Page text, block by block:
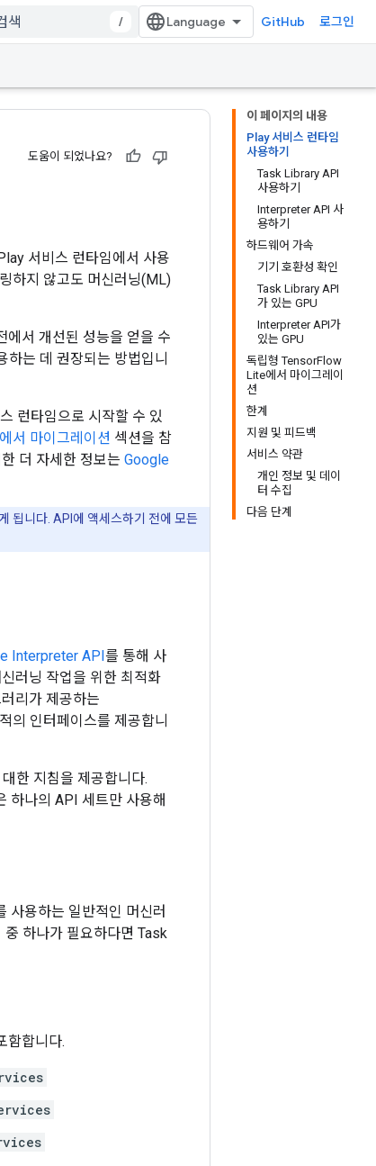
/ GitHub 로그인
이 페이지의 내용
Play 서비스 런타임
사용하기
Task Library API
사용하기
Interpreter API 사
용하기
하드웨어 가속
기기 호환성 확인
Task Library API
가 있는 GPU
Interpreter API가
있는 GPU
독립형 TensorFlow
Lite에서 마이그레이
션
한계
지원 및 피드백
서비스 약관
개인 정보 및 데이
터 수집
다음 단계
도움이 되었나요?
서비스 런타임에서 사용
하지 않고도 머신러닝(ML)
서 개선된 성능을 얻을 수
는 데 권장되는 방법입니
런타임으로 시작할 수 있
서 마이그레이션 섹션을 참
더 자세한 정보는 Google
됩니다. API에 액세스하기 전에 모든
Interpreter API를 통해 사
러닝 작업을 위한 최적화
리가 제공하는
의 인터페이스를 제공합니
한 지침을 제공합니다.
하나의 API 세트만 사용해
용하는 일반적인 머신러
중 하나가 필요하다면 Task
함합니다.